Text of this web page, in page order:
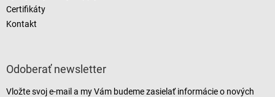
Certifikáty
Kontakt
Odoberať newsletter
Vložte svoj e-mail a my Vám budeme zasielať informácie o nových